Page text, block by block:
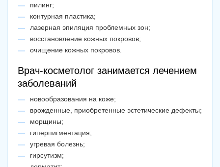
пилинг;
контурная пластика;
лазерная эпиляция проблемных зон;
восстановление кожных покровов;
очищение кожных покровов.
Врач-косметолог занимается лечением
заболеваний
новообразования на коже;
врожденные, приобретенные эстетические дефекты;
морщины;
гиперпигментация;
угревая болезнь;
гирсутизм;